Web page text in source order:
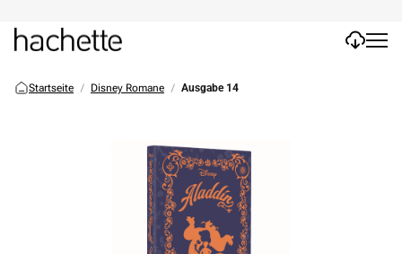
Startseite Disney Romane Ausgabe 14